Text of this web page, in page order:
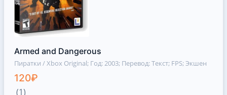
Armed and Dangerous
Пиратки / Xbox Original; Год: 2003; Перевод: Текст; FPS; Экшен
120₽
(1)